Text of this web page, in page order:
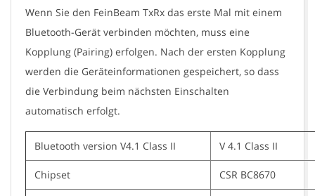
Wenn Sie den FeinBeam TxRx das erste Mal mit einem
Bluetooth-Gerät verbinden möchten, muss eine
Kopplung (Pairing) erfolgen. Nach der ersten Kopplung
werden die Geräteinformationen gespeichert, so dass
die Verbindung beim nächsten Einschalten
automatisch erfolgt.
Bluetooth version V4.1 Class II V 4.1 Class II
Chipset CSR BC8670